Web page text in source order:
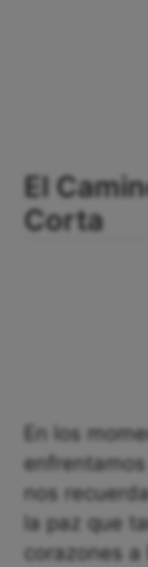
El
Corta
En los
enfrentamos
nos
la paz que
corazones a